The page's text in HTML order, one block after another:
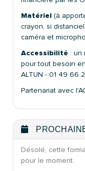
Matériel (à
crayon, si
caméra et
Accessibilité : un
pour tout besoin
ALTUN - 01 49 66
Partenariat avec
Désolé, cette
pour le moment.